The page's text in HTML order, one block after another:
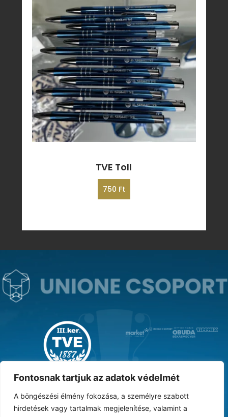
Fontosnak tartjuk az adatok védelmét
A böngészési élmény fokozása, a személyre szabott
hirdetések vagy tartalmak megjelenítése, valamint a
TVE Toll
750 Ft
MAGYAR KUPA GYŐZTES ‘31